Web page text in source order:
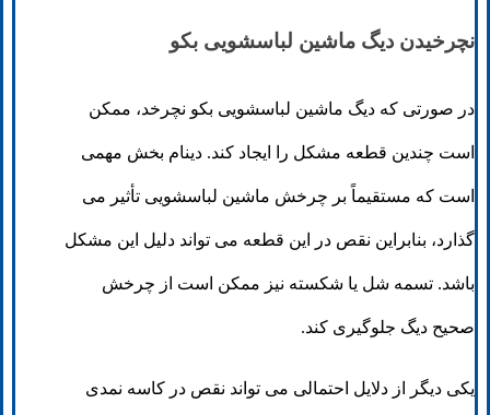
نچرخیدن دیگ ماشین لباسشویی بکو
در صورتی که دیگ ماشین لباسشویی بکو نچرخد، ممکن
است چندین قطعه مشکل را ایجاد کند. دینام بخش مهمی
است که مستقیماً بر چرخش ماشین لباسشویی تأثیر می
گذارد، بنابراین نقص در این قطعه می تواند دلیل این مشکل
باشد. تسمه شل یا شکسته نیز ممکن است از چرخش
صحیح دیگ جلوگیری کند.
یکی دیگر از دلایل احتمالی می تواند نقص در کاسه نمدی